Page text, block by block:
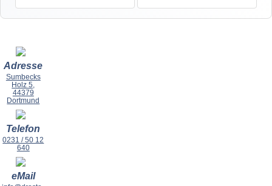
Adresse
Sumbecks
Holz 5,
44379
Dortmund
Telefon
0231 / 50 12
640
eMail